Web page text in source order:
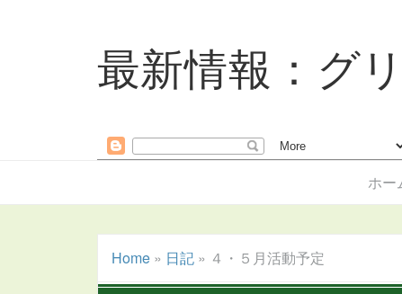
最新情報：グ
ホー
Home» 日記» ４・５月活動予定